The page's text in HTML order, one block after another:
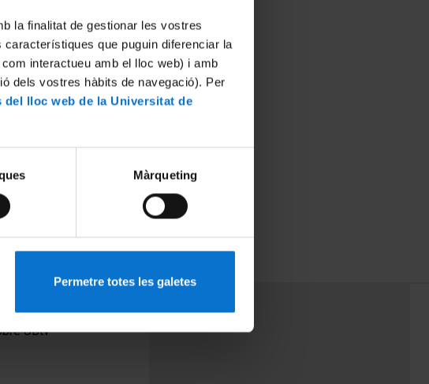
la finalitat de gestionar les vostres
que puguin diferenciar la
interactueu amb el lloc web) i amb
dels vostres hàbits de navegació). Per
del lloc web de la Universitat de
Màrqueting
Permetre totes les galetes
UBtv